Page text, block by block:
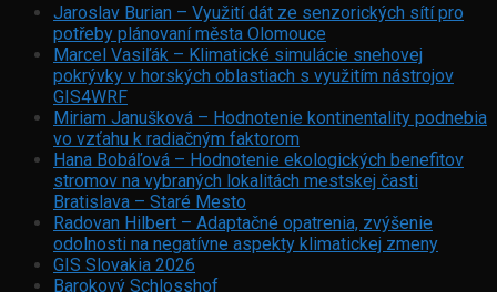
Jaroslav Burian – Využití dát ze senzorických sítí pro
potřeby plánovaní města Olomouce
Marcel Vasiľák – Klimatické simulácie snehovej
pokrývky v horských oblastiach s využitím nástrojov
GIS4WRF
Miriam Janušková – Hodnotenie kontinentality podnebia
vo vzťahu k radiačným faktorom
Hana Bobáľová – Hodnotenie ekologických benefitov
stromov na vybraných lokalitách mestskej časti
Bratislava – Staré Mesto
Radovan Hilbert – Adaptačné opatrenia, zvýšenie
odolnosti na negatívne aspekty klimatickej zmeny
GIS Slovakia 2026
Barokový Schlosshof